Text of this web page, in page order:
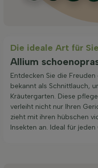
Die ideale Art für Sie
Allium
Entdecken Sie die
bekannt als Schnittlauch,
Kräutergarten. Diese
verleiht nicht nur Ihren
zieht mit ihren hübschen
Insekten an. Ideal für